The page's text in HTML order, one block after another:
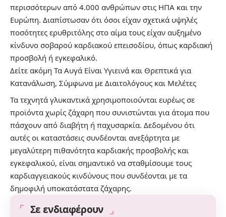
περισσότερων από 4.000 ανθρώπων στις ΗΠΑ και την
Ευρώπη. Διαπίστωσαν ότι όσοι είχαν σχετικά υψηλές
ποσότητες ερυθριτόλης στο αίμα τους είχαν αυξημένο
κίνδυνο σοβαρού καρδιακού επεισοδίου, όπως καρδιακή
προσβολή ή εγκεφαλικό.
Δείτε ακόμη Τα Αυγά Είναι Υγιεινά και Θρεπτικά για
Κατανάλωση, Σύμφωνα με Διαιτολόγους και Μελέτες
Τα τεχνητά γλυκαντικά χρησιμοποιούνται ευρέως σε
προϊόντα χωρίς ζάχαρη που συνιστώνται για άτομα που
πάσχουν από διαβήτη ή παχυσαρκία. Δεδομένου ότι
αυτές οι καταστάσεις συνδέονται ανεξάρτητα με
μεγαλύτερη πιθανότητα καρδιακής προσβολής και
εγκεφαλικού, είναι σημαντικό να σταθμίσουμε τους
καρδιαγγειακούς κινδύνους που συνδέονται με τα
δημοφιλή υποκατάστατα ζάχαρης.
Σε ενδιαφέρουν